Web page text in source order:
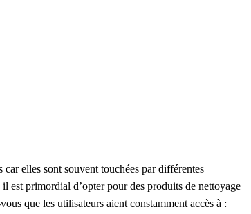
elles sont souvent touchées par différentes
est primordial d’opter pour des produits de nettoyage
que les utilisateurs aient constamment accès à :